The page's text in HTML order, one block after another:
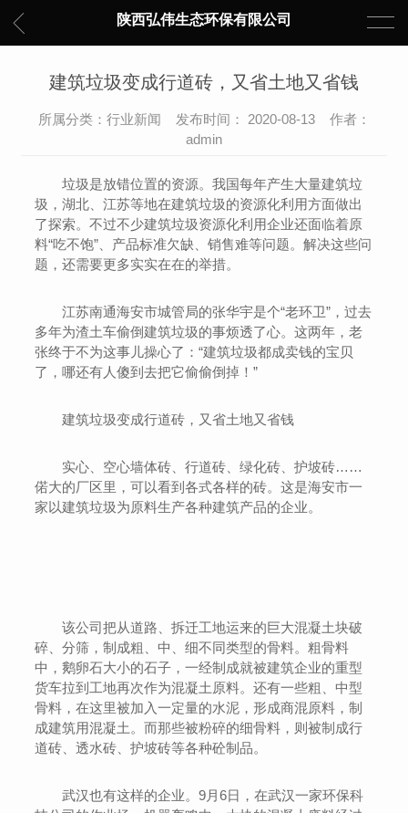
陕西弘伟生态环保有限公司
建筑垃圾变成行道砖，又省土地又省钱
所属分类：行业新闻 发布时间： 2020-08-13 作者：
admin
垃圾是放错位置的资源。我国每年产生大量建筑垃
圾，湖北、江苏等地在建筑垃圾的资源化利用方面做出
了探索。不过不少建筑垃圾资源化利用企业还面临着原
料“吃不饱”、产品标准欠缺、销售难等问题。解决这些问
题，还需要更多实实在在的举措。
江苏南通海安市城管局的张华宇是个“老环卫”，过去
多年为渣土车偷倒建筑垃圾的事烦透了心。这两年，老
张终于不为这事儿操心了：“建筑垃圾都成卖钱的宝贝
了，哪还有人傻到去把它偷偷倒掉！”
建筑垃圾变成行道砖，又省土地又省钱
实心、空心墙体砖、行道砖、绿化砖、护坡砖……
偌大的厂区里，可以看到各式各样的砖。这是海安市一
家以建筑垃圾为原料生产各种建筑产品的企业。
该公司把从道路、拆迁工地运来的巨大混凝土块破
碎、分筛，制成粗、中、细不同类型的骨料。粗骨料
中，鹅卵石大小的石子，一经制成就被建筑企业的重型
货车拉到工地再次作为混凝土原料。还有一些粗、中型
骨料，在这里被加入一定量的水泥，形成商混原料，制
成建筑用混凝土。而那些被粉碎的细骨料，则被制成行
道砖、透水砖、护坡砖等各种砼制品。
武汉也有这样的企业。9月6日，在武汉一家环保科